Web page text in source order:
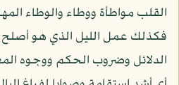
القلب مواطأة ووطاء والوطاء
فكذلك عمل الليل الذي هو أصلح
الدلائل وضروب الحكم ووجوه